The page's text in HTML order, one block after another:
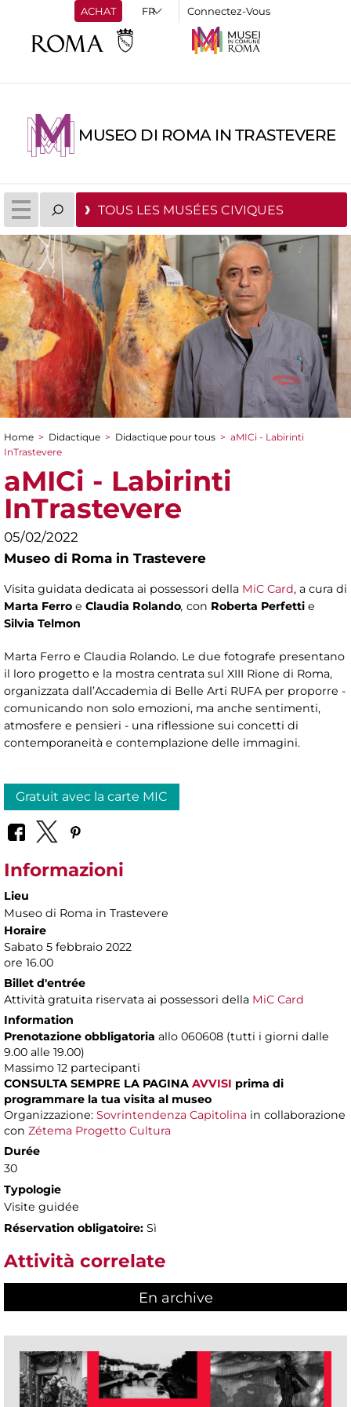
ACHAT Connectez-Vous
MUSEO DI ROMA IN TRASTEVERE
TOUS LES MUSÉES CIVIQUES
You are here
Home > Didactique > Didactique pour tous > aMICi - Labirinti
InTrastevere
aMICi - Labirinti
InTrastevere
05/02/2022
Museo di Roma in Trastevere
Visita guidata dedicata ai possessori della MiC Card, a cura di
Marta Ferro e Claudia Rolando, con Roberta Perfetti e
Silvia Telmon
Marta Ferro e Claudia Rolando. Le due fotografe presentano
il loro progetto e la mostra centrata sul XIII Rione di Roma,
organizzata dall’Accademia di Belle Arti RUFA per proporre -
comunicando non solo emozioni, ma anche sentimenti,
atmosfere e pensieri - una riflessione sui concetti di
contemporaneità e contemplazione delle immagini.
Gratuit avec la carte MIC
Informazioni
Lieu
Museo di Roma in Trastevere
Horaire
Sabato 5 febbraio 2022
ore 16.00
Billet d'entrée
Attività gratuita riservata ai possessori della MiC Card
Information
Prenotazione obbligatoria allo 060608 (tutti i giorni dalle
9.00 alle 19.00)
Massimo 12 partecipanti
CONSULTA SEMPRE LA PAGINA AVVISI prima di
programmare la tua visita al museo
Organizzazione: Sovrintendenza Capitolina in collaborazione
con Zétema Progetto Cultura
Durée
30
Typologie
Visite guidée
Réservation obligatoire: Sì
Attività correlate
En archive